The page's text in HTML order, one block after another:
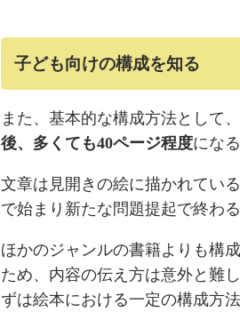
子ども向けの構成を知る
また、基本的な構成方法として
後、多くても40ページ程度にな
文章は見開きの絵に描かれてい
で始まり新たな問題提起で終わ
ほかのジャンルの書籍よりも構
ため、内容の伝え方は意外と難
ずは絵本における一定の構成方